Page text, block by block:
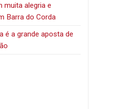
muita alegria e
Barra do Corda
é a grande aposta de